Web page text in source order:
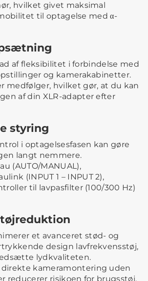
hvilket givet maksimal
til optagelse med α-
af fleksibilitet i forbindelse med
og kamerakabinetter.
medfølger, hvilket gør, at du kan
af din XLR-adapter efter
styring
i optagelsesfasen kan gøre
langt nemmere.
(AUTO/MANUAL),
(INPUT 1 – INPUT 2),
til lavpasfilter (100/300 Hz)
et avanceret stød- og
design lavfrekvensstøj,
lydkvaliteten.
kameramontering uden
reducerer risikoen for brugsstøj,